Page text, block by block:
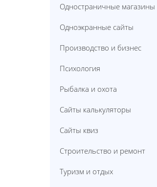
Одностраничные магазины
Одноэкранные сайты
Производство и бизнес
Психология
Рыбалка и охота
Сайты калькуляторы
Сайты квиз
Строительство и ремонт
Туризм и отдых